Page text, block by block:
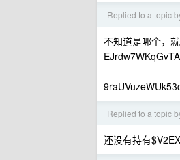
Replied to a topic
不知道是哪个，
Replied to a topic
还没有持有